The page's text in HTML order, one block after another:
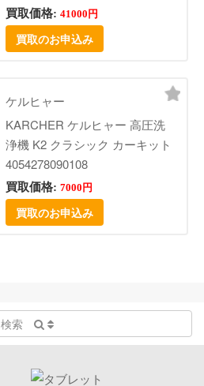
買取価格: 41000円
買取のお申込み
ケルヒャー
KARCHER ケルヒャー 高圧洗
浄機 K2 クラシック カーキット
4054278090108
買取価格: 7000円
買取のお申込み
検索